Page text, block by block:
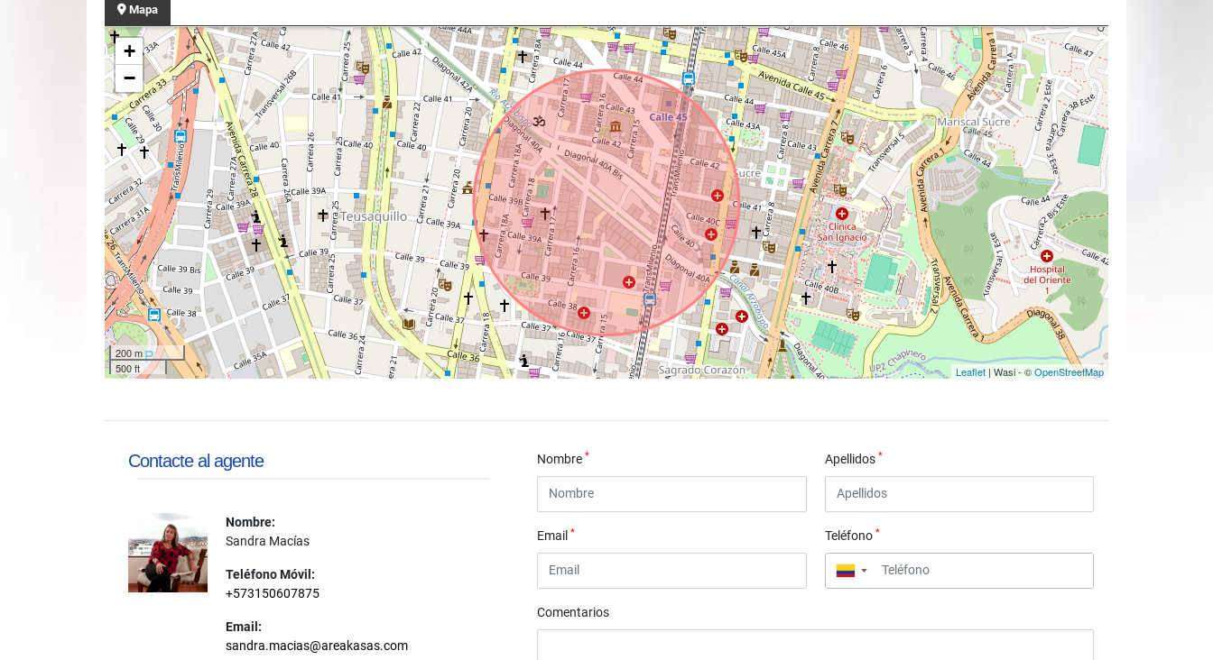
Mapa
+
−
200 m
500 ft
Leaflet | Wasi - ©OpenStreetMap
Contacte al agente
Nombre:
Sandra Macías
Teléfono Móvil:
+573150607875
Email:
sandra.macias@areakasas.com
Nombre* Apellidos *
Email* Teléfono *
▼
Comentarios